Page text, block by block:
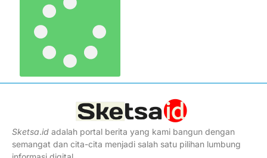
Sketsa.id adalah portal berita yang kami bangun dengan
semangat dan cita-cita menjadi salah satu pilihan lumbung